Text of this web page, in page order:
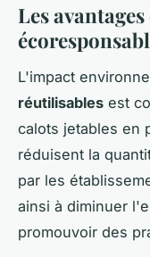
Les
L'impact
réutilisables est
calots jetables en
réduisent la
par les
ainsi à diminuer
promouvoir des